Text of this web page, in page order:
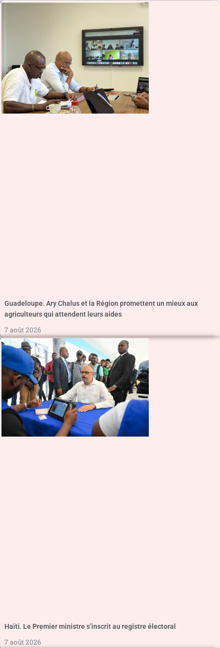
Guadeloupe. Ary Chalus et la Région promettent un mieux aux
agriculteurs qui attendent leurs aides
7 août 2026
Haïti. Le Premier ministre s’inscrit au registre électoral
7 août 2026